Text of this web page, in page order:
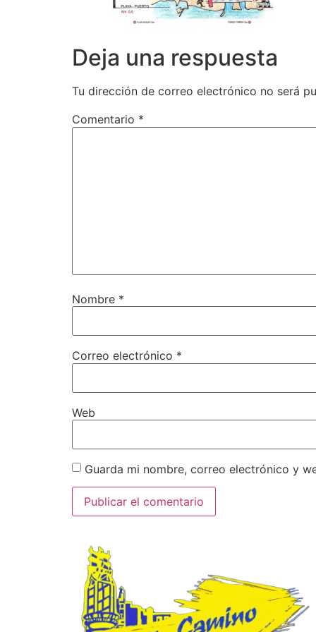
Deja una respuesta
Tu dirección de correo electrónico no será
Comentario *
Nombre *
Correo electrónico *
Web
Guarda mi nombre, correo electrónico y